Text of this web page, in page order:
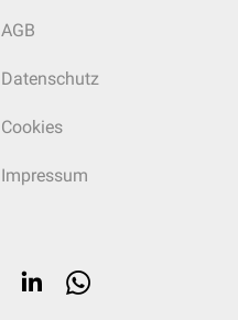
AGB
Datenschutz
Cookies
Impressum